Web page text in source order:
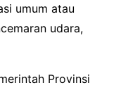
umum atau
udara,
Provinsi